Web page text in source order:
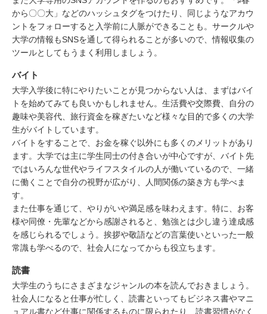
から〇〇大」などのハッシュタグをつけたり、同じようなアカウ
ントをフォローすると入学前に人脈ができることも。サークルや
大学の情報もSNSを通して得られることが多いので、情報収集の
ツールとしてもうまく利用しましょう。
バイト
大学入学後に特にやりたいことが見つからない人は、まずはバイ
トを始めてみても良いかもしれません。生活費や交際費、自分の
趣味や美容代、旅行資金を稼ぎたいなど様々な目的で多くの大学
生がバイトしています。
バイトをすることで、お金を稼ぐ以外にも多くのメリットがあり
ます。大学では主に学生同士の付き合いが中心ですが、バイト先
ではいろんな世代やライフスタイルの人が働いているので、一緒
に働くことで自分の視野が広がり、人間関係の築き方も学べま
す。
また仕事を通じて、やりがいや満足感を味わえます。特に、お客
様や同僚・先輩などから感謝されると、勉強とは少し違う達成感
を感じられるでしょう。挨拶や敬語などの言葉使いといった一般
常識も学べるので、社会人になってからも役立ちます。
読書
大学生のうちにさまざまなジャンルの本を読んでおきましょう。
社会人になると仕事が忙しく、読書といってもビジネス書やマニ
ュアル書など仕事に関係するものに限られたり、読書習慣がなく